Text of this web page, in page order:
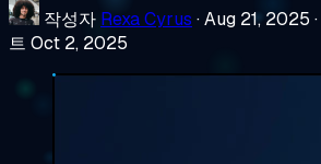
작성자 Rexa Cyrus ·Aug 21, 2025 ·
트 Oct 2, 2025